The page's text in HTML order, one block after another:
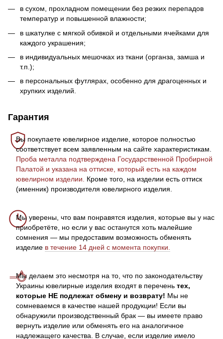
в сухом, прохладном помещении без резких перепадов
температур и повышенной влажности;
в шкатулке с мягкой обивкой и отдельными ячейками для
каждого украшения;
в индивидуальных мешочках из ткани (органза, замша и
т.п.);
в персональных футлярах, особенно для драгоценных и
хрупких изделий.
Гарантия
Вы покупаете ювелирное изделие, которое полностью
соответствует всем заявленным на сайте характеристикам.
Проба металла подтверждена Государственной Пробирной
Палатой и указана на оттиске, который есть на каждом
ювелирном изделии. Кроме того, на изделии есть оттиск
(именник) производителя ювелирного изделия.
Мы уверены, что вам понравятся изделия, которые вы у нас
приобретёте, но если у вас останутся хоть малейшие
сомнения — мы предоставим возможность обменять
изделие в течение 14 дней с момента покупки.
Мы делаем это несмотря на то, что по законодательству
Украины ювелирные изделия входят в перечень тех,
которые НЕ подлежат обмену и возврату! Мы не
сомневаемся в качестве нашей продукции! Если вы
обнаружили производственный брак — вы имеете право
вернуть изделие или обменять его на аналогичное
надлежащего качества. В случае, если изделие имело